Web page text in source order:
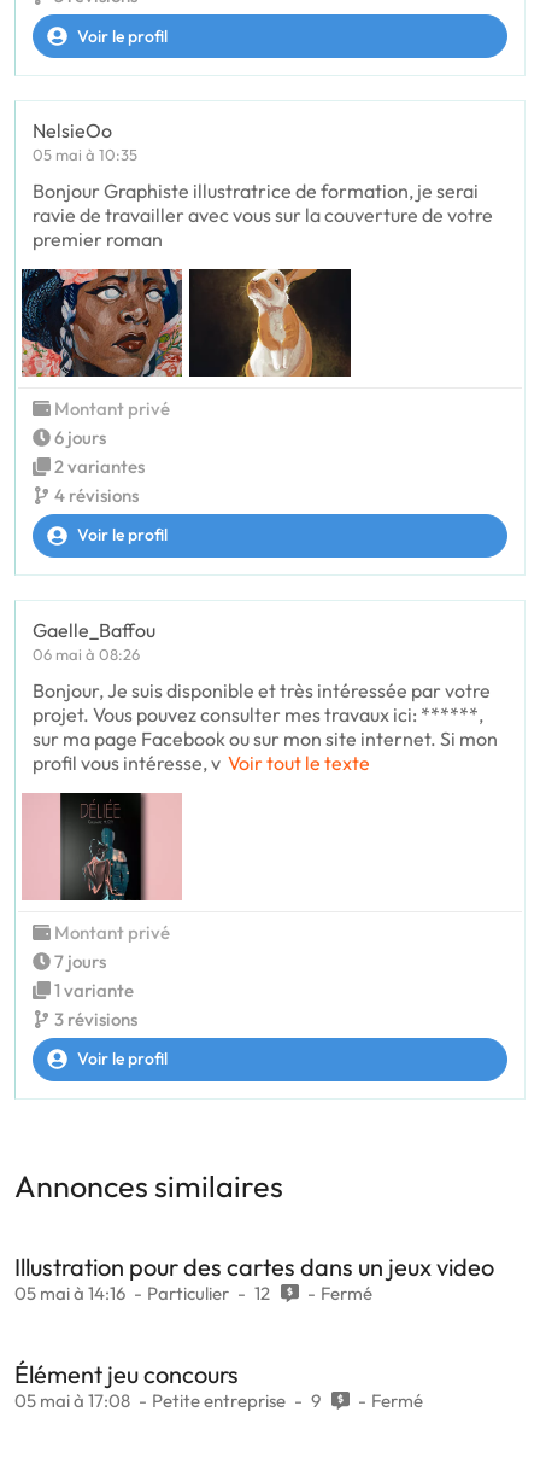
Voir le profil
NelsieOo
05 mai à 10:35
Bonjour Graphiste illustratrice de formation, je serai
ravie de travailler avec vous sur la couverture de votre
premier roman
Montant privé
6 jours
2 variantes
4 révisions
Voir le profil
Gaelle_Baffou
06 mai à 08:26
Bonjour, Je suis disponible et très intéressée par votre
projet. Vous pouvez consulter mes travaux ici: ******,
sur ma page Facebook ou sur mon site internet. Si mon
profil vous intéresse, v Voir tout le texte
Montant privé
7 jours
1 variante
3 révisions
Voir le profil
Annonces similaires
Illustration pour des cartes dans un jeux video
05 mai à 14:16 Particulier 12 Fermé
Élément jeu concours
05 mai à 17:08 Petite entreprise 9 Fermé